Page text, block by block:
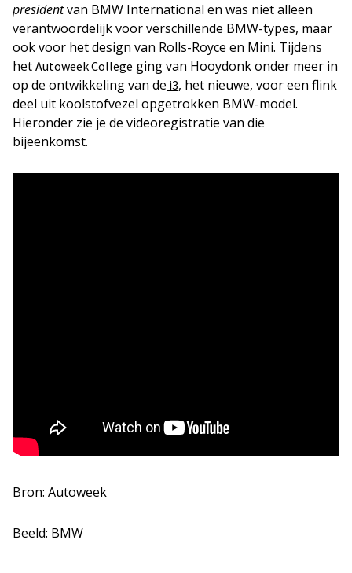
presidentvan BMW International en was niet alleen
verantwoordelijk voor verschillende BMW-types, maar
ook voor het design van Rolls-Royce en Mini. Tijdens
het Autoweek College ging van Hooydonk onder meer in
op de ontwikkeling van de i3, het nieuwe, voor een flink
deel uit koolstofvezel opgetrokken BMW-model.
Hieronder zie je de videoregistratie van die
bijeenkomst.
Bron: Autoweek
Beeld: BMW